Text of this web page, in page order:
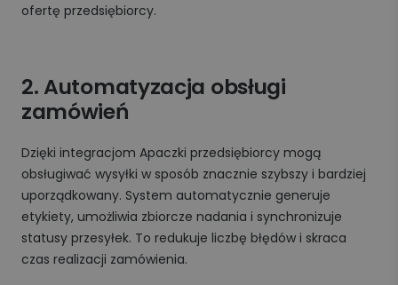
ofertę przedsiębiorcy.
2. Automatyzacja obsługi
zamówień
Dzięki integracjom Apaczki przedsiębiorcy mogą
obsługiwać wysyłki w sposób znacznie szybszy i bardziej
uporządkowany. System automatycznie generuje
etykiety, umożliwia zbiorcze nadania i synchronizuje
statusy przesyłek. To redukuje liczbę błędów i skraca
czas realizacji zamówienia.